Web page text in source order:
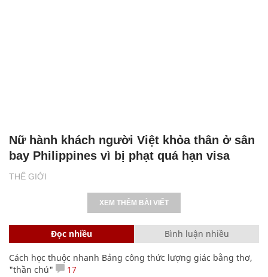
THẾ GIỚI
Nữ hành khách người Việt khỏa thân ở sân
bay Philippines vì bị phạt quá hạn visa
XEM THÊM BÀI VIẾT
Đọc nhiều Bình luận nhiều
Cách học thuộc nhanh Bảng công thức lượng giác bằng thơ,
"thần chú"
17